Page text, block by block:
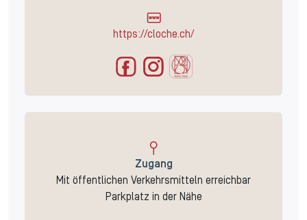
https://cloche.ch/
Zugang
Mit öffentlichen Verkehrsmitteln erreichbar
Parkplatz in der Nähe